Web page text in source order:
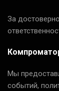
За
Мы
событий,